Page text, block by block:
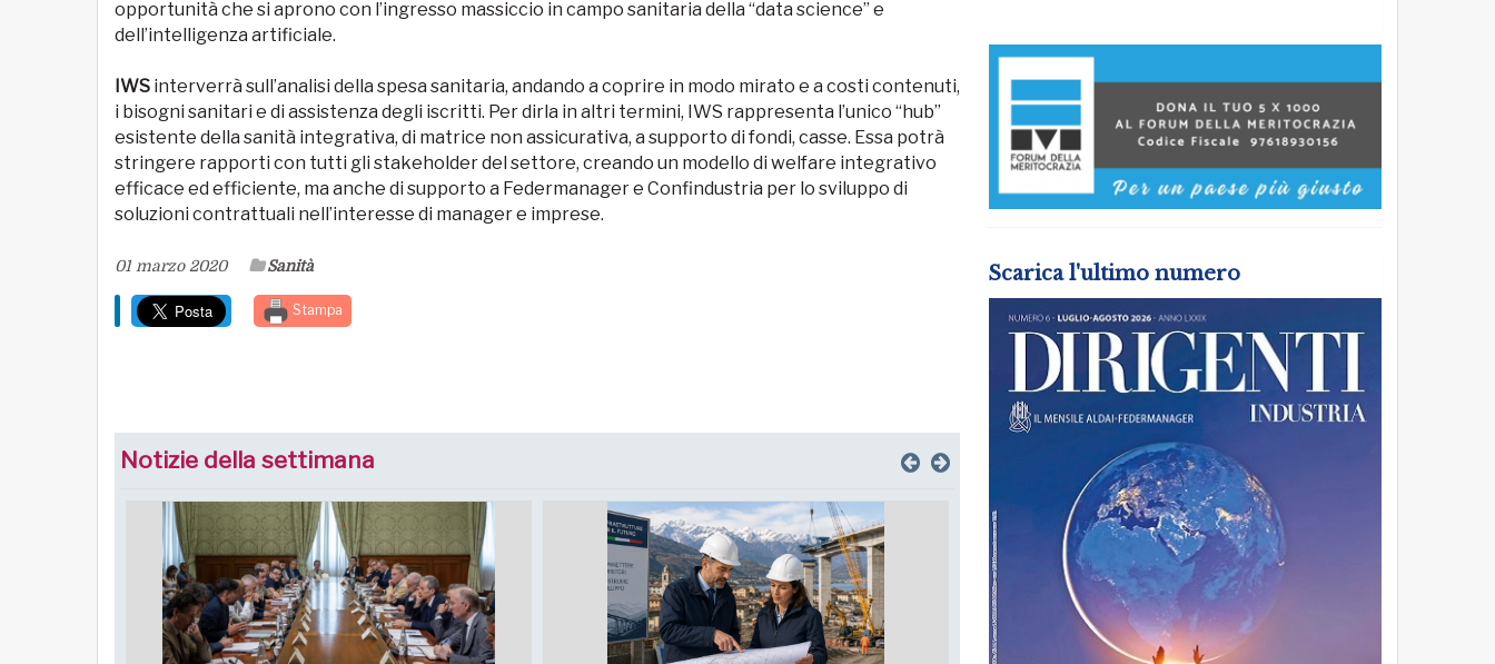
opportunità che si aprono con l’ingresso massiccio in campo sanitaria della “data science” e
dell’intelligenza artificiale.
IWS interverrà sull’analisi della spesa sanitaria, andando a coprire in modo mirato e a costi contenuti,
i bisogni sanitari e di assistenza degli iscritti. Per dirla in altri termini, IWS rappresenta l’unico “hub”
esistente della sanità integrativa, di matrice non assicurativa, a supporto di fondi, casse. Essa potrà
stringere rapporti con tutti gli stakeholder del settore, creando un modello di welfare integrativo
efficace ed efficiente, ma anche di supporto a Federmanager e Confindustria per lo sviluppo di
soluzioni contrattuali nell’interesse di manager e imprese.
01 marzo 2020 Sanità
Stampa
Notizie della settimana
Scarica l'ultimo numero